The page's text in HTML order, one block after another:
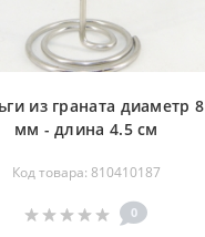
из граната диаметр 8
мм - длина 4.5 см
Код товара: 810410187
0